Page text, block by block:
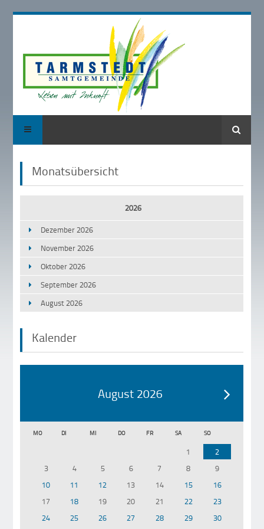
Suche
Monatsübersicht
2026
Dezember 2026
November 2026
Oktober 2026
September 2026
August 2026
Kalender
August 2026
MO DI MI DO FR SA SO
1
2
3
4 5 6 7 8
9
10
11 12 13 14 15
16
17
18 19 20 21 22
23
24
25 26 27 28 29 30